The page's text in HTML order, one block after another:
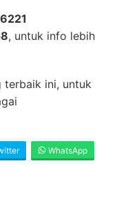
6221
, untuk info lebih
terbaik ini, untuk
WhatsApp